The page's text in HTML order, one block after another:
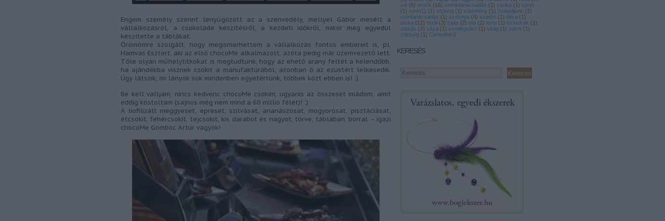
Engem személy szerint lenyűgözött az a szenvedély, mellyel Gábor mesélt a
vállalkozásról, a csokoládé készítésről, a kezdeti időkről, mikor még egyedül
készítette a táblákat.
Örömömre szolgált, hogy megismerhettem a vállalkozás fontos embereit is, pl.
Hamvas Esztert, aki az első chocoMe alkalmazott, azóta pedig már üzemvezető lett.
Tőle olyan műhelytitkokat is megtudtunk, hogy az ehető arany feltét a kelendőbb,
ha ajándékba visznek csokit a manufaktúrából, azonban ő az ezüstért lelkesedik.
Úgy látszik, mi lányok sok mindenben egyetértünk, többek közt ebben is! :)
Be kell valljam, nincs kedvenc chocoMe csokim, ugyanis az összeset imádom, amit
eddig kóstoltam (sajnos még nem mind a 60 millió félét)! :)
A liofilizált meggyeset, epreset, szilvásat, ananászosat, mogyorósat, pisztáciásat,
étcsokit, fehércsokit, tejcsokit, kis darabot és nagyot, törve, táblában, borral – igazi
chocoMe Gombóc Artúr vagyok!
sál (5) smink (16) sminktanácsadás (1) sonka (1) sport
(1) sport11 (1) styking (1) sütemény (1) Szépüljünk (1)
színtanácsadás (1) szoknya (4) szürke (1) tálca (1)
táska (12) textil (3 ) tojás (2) top (2) torta (1) türkizkék (1)
utazás (2) váza (1) vendégváró (1) virág (1) zokni (1)
zöldség (1) Címkefelhő
KERESÉS